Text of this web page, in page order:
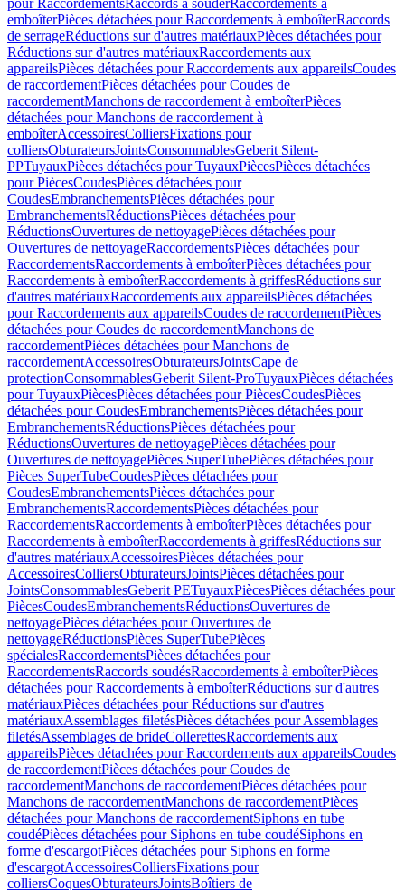
pour RaccordementsRaccords à souderRaccordements à
emboîterPièces détachées pour Raccordements à emboîterRaccords
de serrageRéductions sur d'autres matériauxPièces détachées pour
Réductions sur d'autres matériauxRaccordements aux
appareilsPièces détachées pour Raccordements aux appareilsCoudes
de raccordementPièces détachées pour Coudes de
raccordementManchons de raccordement à emboîterPièces
détachées pour Manchons de raccordement à
emboîterAccessoiresColliersFixations pour
colliersObturateursJointsConsommablesGeberit Silent-
PPTuyauxPièces détachées pour TuyauxPiècesPièces détachées
pour PiècesCoudesPièces détachées pour
CoudesEmbranchementsPièces détachées pour
EmbranchementsRéductionsPièces détachées pour
RéductionsOuvertures de nettoyagePièces détachées pour
Ouvertures de nettoyageRaccordementsPièces détachées pour
RaccordementsRaccordements à emboîterPièces détachées pour
Raccordements à emboîterRaccordements à griffesRéductions sur
d'autres matériauxRaccordements aux appareilsPièces détachées
pour Raccordements aux appareilsCoudes de raccordementPièces
détachées pour Coudes de raccordementManchons de
raccordementPièces détachées pour Manchons de
raccordementAccessoiresObturateursJointsCape de
protectionConsommablesGeberit Silent-ProTuyauxPièces détachées
pour TuyauxPiècesPièces détachées pour PiècesCoudesPièces
détachées pour CoudesEmbranchementsPièces détachées pour
EmbranchementsRéductionsPièces détachées pour
RéductionsOuvertures de nettoyagePièces détachées pour
Ouvertures de nettoyagePièces SuperTubePièces détachées pour
Pièces SuperTubeCoudesPièces détachées pour
CoudesEmbranchementsPièces détachées pour
EmbranchementsRaccordementsPièces détachées pour
RaccordementsRaccordements à emboîterPièces détachées pour
Raccordements à emboîterRaccordements à griffesRéductions sur
d'autres matériauxAccessoiresPièces détachées pour
AccessoiresColliersObturateursJointsPièces détachées pour
JointsConsommablesGeberit PETuyauxPiècesPièces détachées pour
PiècesCoudesEmbranchementsRéductionsOuvertures de
nettoyagePièces détachées pour Ouvertures de
nettoyageRéductionsPièces SuperTubePièces
spécialesRaccordementsPièces détachées pour
RaccordementsRaccords soudésRaccordements à emboîterPièces
détachées pour Raccordements à emboîterRéductions sur d'autres
matériauxPièces détachées pour Réductions sur d'autres
matériauxAssemblages filetésPièces détachées pour Assemblages
filetésAssemblages de brideCollerettesRaccordements aux
appareilsPièces détachées pour Raccordements aux appareilsCoudes
de raccordementPièces détachées pour Coudes de
raccordementManchons de raccordementPièces détachées pour
Manchons de raccordementManchons de raccordementPièces
détachées pour Manchons de raccordementSiphons en tube
coudéPièces détachées pour Siphons en tube coudéSiphons en
forme d'escargotPièces détachées pour Siphons en forme
d'escargotAccessoiresColliersFixations pour
colliersCoquesObturateursJointsBoîtiers de